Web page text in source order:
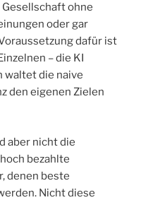
ohne
oder gar
dafür ist
– die KI
waltet die naive
den eigenen Zielen
aber nicht die
bezahlte
denen beste
Nicht diese